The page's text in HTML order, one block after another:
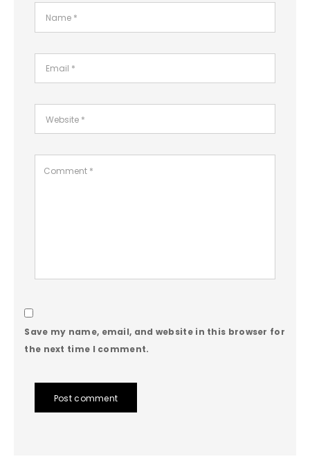
Save my name, email, and website in this browser for
the next time I comment.
Post comment